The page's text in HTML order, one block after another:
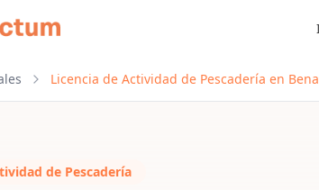
Licencia de Actividad de Pescadería en
de Pescadería